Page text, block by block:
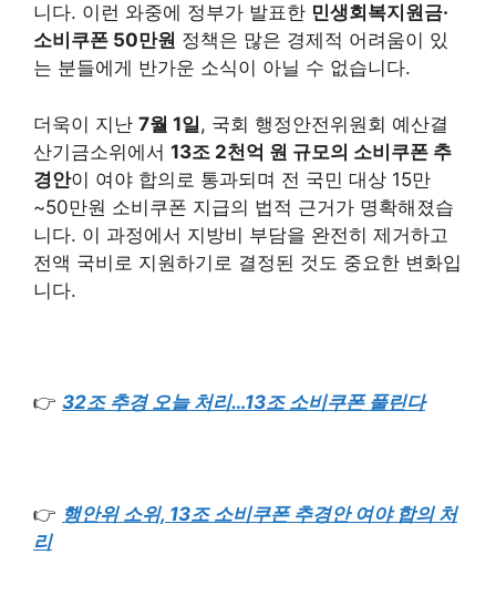
니다. 이런 와중에 정부가 발표한 민생회복지원금·
소비쿠폰 50만원 정책은 많은 경제적 어려움이 있
는 분들에게 반가운 소식이 아닐 수 없습니다.
더욱이 지난 7월 1일, 국회 행정안전위원회 예산결
산기금소위에서 13조 2천억 원 규모의 소비쿠폰 추
경안이 여야 합의로 통과되며 전 국민 대상 15만
~50만원 소비쿠폰 지급의 법적 근거가 명확해졌습
니다. 이 과정에서 지방비 부담을 완전히 제거하고
전액 국비로 지원하기로 결정된 것도 중요한 변화입
니다.
👉 32조 추경 오늘 처리…13조 소비쿠폰 풀린다
👉 행안위 소위, 13조 소비쿠폰 추경안 여야 합의 처
리